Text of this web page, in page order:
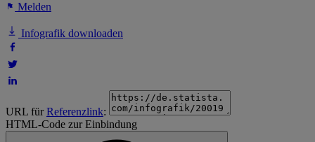
Melden
Infografik downloaden
URL fürReferenzlink:
HTML-Code zur Einbindung